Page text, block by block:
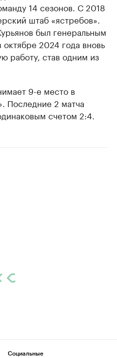
14 сезонов. С 2018
штаб «ястребов».
был генеральным
2024 года вновь
работу, став одним из
9-е место в
Последние 2 матча
счетом 2:4.
Социальные